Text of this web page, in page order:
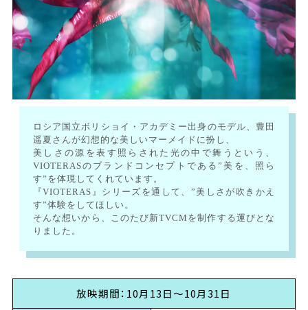
ロシア国立ボリショイ・アカデミー出身のモデル、豊田
遥夏さんが幻想的な美しいマーメイドに扮し、
美しさの源を表す照らされた光の中で舞うという、
VIOTERASのブランドコンセプトである”美を、照ら
す”を体現してくれています。
『VIOTERAS』シリーズを通して、”美しさが吹きかえ
す”体験をしてほしい。
そんな想いから、このたび新TVCMを制作する運びとな
りました。
放映期間：10月13日～10月31日